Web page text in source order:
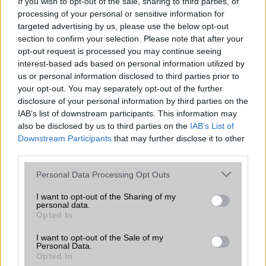
processing of your personal or sensitive information for
targeted advertising by us, please use the below opt-out
section to confirm your selection. Please note that after your
opt-out request is processed you may continue seeing
interest-based ads based on personal information utilized by
us or personal information disclosed to third parties prior to
your opt-out. You may separately opt-out of the further
disclosure of your personal information by third parties on the
IAB’s list of downstream participants. This information may
also be disclosed by us to third parties on the IAB’s List of
Downstream Participants that may further disclose it to other
Please note that this website/app uses one or more Google
not limited to your visit or usage behaviour. You may click to
grant or deny consent to Google and its third-party tags to
use your data for below specified purposes in below Google
consent section.
Personal Data Processing Opt Outs
I want to opt-out of the Sharing of my
personal data.
Opted In
I want to opt-out of the Sale of my
Personal Data.
Opted In
2026.06.29| Phone Arena
A szeptemberi eseményen az iPhone 18 Pro modellek
mellett a régóta pletykált hajlítható iPhone Ultra is
bemutatkozhat, miközben az áremelésekről szóló
találgatások továbbra is beárnyékolják a rajtot.
Az Android rejtett automatizmusai: hat
funkció, amely észrevétlenül könnyíti
meg a mindennapokat
2026.06.14| Android Police
Sok felhasználó külön alkalmazásokra esküszik, pedig az
Android már évek óta olyan intelligens funkciókat kínál,
Ez a rejtett Samsung funkció teljesen
megváltoztatja a mobilhasználatot –
sokan mégsem tudnak róla
Az Edge Panel az egyik leghasznosabb funkció, amely
jelentősen felgyorsítja a mindennapi használatot,
miközben a Pixel telefonokból továbbra is hiányzik.